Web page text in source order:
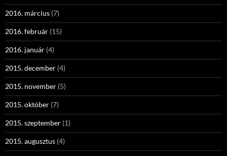
2016. március (7)
2016. február (15)
2016. január (4)
2015. december (4)
2015. november (5)
2015. október (7)
2015. szeptember (1)
2015. augusztus (4)